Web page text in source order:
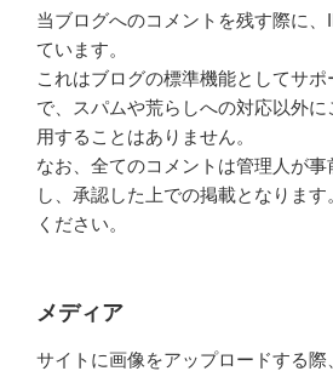
当ブログへのコメントを残す際に、
ています。
これはブログの標準機能としてサ
で、スパムや荒らしへの対応以外
用することはありません。
なお、全てのコメントは管理人が
し、承認した上での掲載となりま
ください。
メディア
サイトに画像をアップロードする際